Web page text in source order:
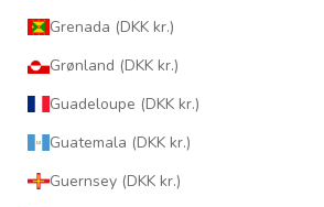
Grenada (DKK kr.)
Grønland (DKK kr.)
Guadeloupe (DKK kr.)
Guatemala (DKK kr.)
Guernsey (DKK kr.)